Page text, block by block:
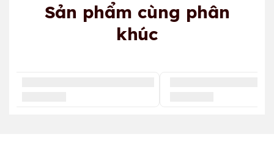
Sản phẩm cùng phân
khúc